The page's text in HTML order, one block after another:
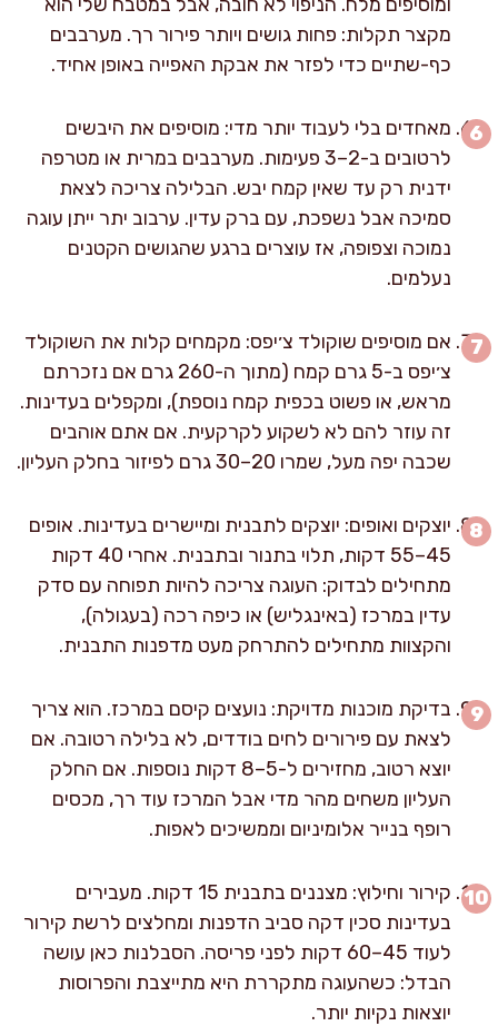
מקצר תקלות: פחות גושים ויותר פירור רך. מערבבים
כף-שתיים כדי לפזר את אבקת האפייה באופן אחיד.
מאחדים בלי לעבוד יותר מדי: מוסיפים את היבשים
לרטובים ב-2–3 פעימות. מערבבים במרית או מטרפה
ידנית רק עד שאין קמח יבש. הבלילה צריכה לצאת
סמיכה אבל נשפכת, עם ברק עדין. ערבוב יתר ייתן עוגה
נמוכה וצפופה, אז עוצרים ברגע שהגושים הקטנים
נעלמים.
אם מוסיפים שוקולד צ׳יפס: מקמחים קלות את השוקולד
צ׳יפס ב-5 גרם קמח (מתוך ה-260 גרם אם נזכרתם
מראש, או פשוט בכפית קמח נוספת), ומקפלים בעדינות.
זה עוזר להם לא לשקוע לקרקעית. אם אתם אוהבים
שכבה יפה מעל, שמרו 20–30 גרם לפיזור בחלק העליון.
יוצקים ואופים: יוצקים לתבנית ומיישרים בעדינות. אופים
45–55 דקות, תלוי בתנור ובתבנית. אחרי 40 דקות
מתחילים לבדוק: העוגה צריכה להיות תפוחה עם סדק
עדין במרכז (באינגליש) או כיפה רכה (בעגולה),
והקצוות מתחילים להתרחק מעט מדפנות התבנית.
בדיקת מוכנות מדויקת: נועצים קיסם במרכז. הוא צריך
לצאת עם פירורים לחים בודדים, לא בלילה רטובה. אם
יוצא רטוב, מחזירים ל-5–8 דקות נוספות. אם החלק
העליון משחים מהר מדי אבל המרכז עוד רך, מכסים
רופף בנייר אלומיניום וממשיכים לאפות.
קירור וחילוץ: מצננים בתבנית 15 דקות. מעבירים
בעדינות סכין דקה סביב הדפנות ומחלצים לרשת קירור
לעוד 45–60 דקות לפני פריסה. הסבלנות כאן עושה
הבדל: כשהעוגה מתקררת היא מתייצבת והפרוסות
יוצאות נקיות יותר.